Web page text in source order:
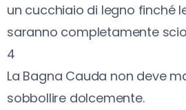
un cucchiaio di legno finché
saranno completamente
4
La Bagna Cauda non deve
sobbollire dolcemente.